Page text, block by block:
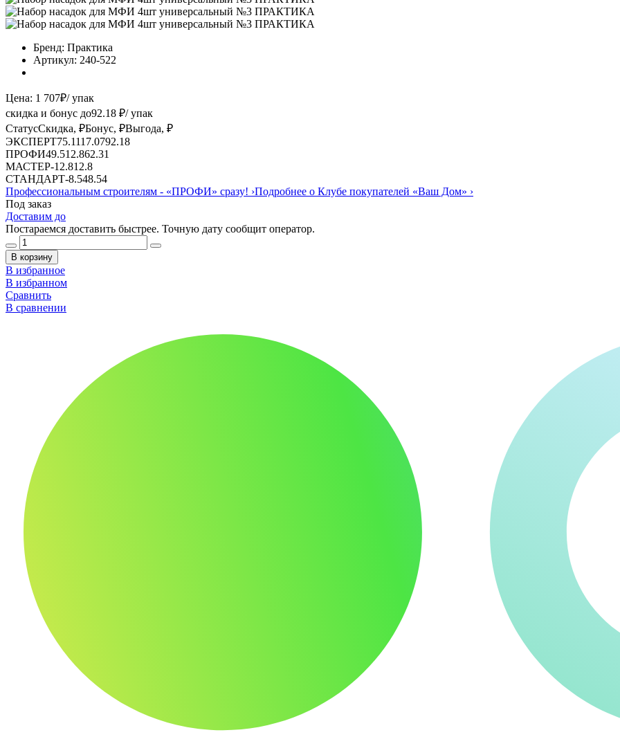
Бренд: Практика
Артикул: 240-522
Цена: 1 707₽/ упак
скидка и бонус до92.18 ₽/ упак
СтатусСкидка, ₽Бонус, ₽Выгода, ₽
ЭКСПЕРТ75.1117.0792.18
ПРОФИ49.512.862.31
МАСТЕР-12.812.8
СТАНДАРТ-8.548.54
Профессиональным строителям - «ПРОФИ» сразу! ›Подробнее о Клубе покупателей «Ваш Дом» ›
Под заказ
Доставим до
Постараемся доставить быстрее. Точную дату сообщит оператор.
В корзину
В избранное
В избранном
Сравнить
В сравнении